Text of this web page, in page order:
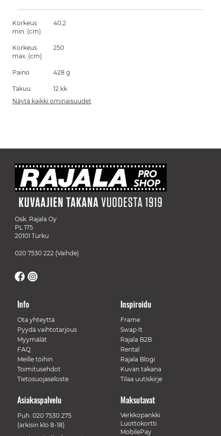
Korkeus
min. (cm)
40,2
Korkeus
max. (cm)
250
Paino 428 g
Takuu
12 kk
Näytä kaikki ominaisuudet
Osk. Rajala Oy
PL 175
20101 Turku
020 7530 222 (Vaihde)
Info
Ota yhteyttä
Pyydä vaihtotarjous
Myymälät
FAQ
Meille töihin
Toimitusehdot
Tietosuojaseloste
Inspiroidu
Frame
Swap It
Rajala B2B
Rental
Rajala Blogi
Kuvan takana
Tilaa uutiskirje
Maksutavat
Verkkopankki
Luottokortti
MobilePay
Asiakaspalvelu
Puh. 020 7530 275
(arkisin klo 8-18)